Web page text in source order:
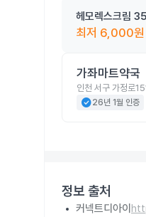
헤모렉스크림
최저 6,000원
가좌마트약국
인천 서구 가정로
check_circle26년 1월 인증
정보 출처
커넥트디아이